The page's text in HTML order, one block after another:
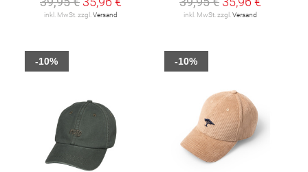
inkl. MwSt. zzgl. Versand inkl. MwSt. zzgl. Versand
-10% -10%